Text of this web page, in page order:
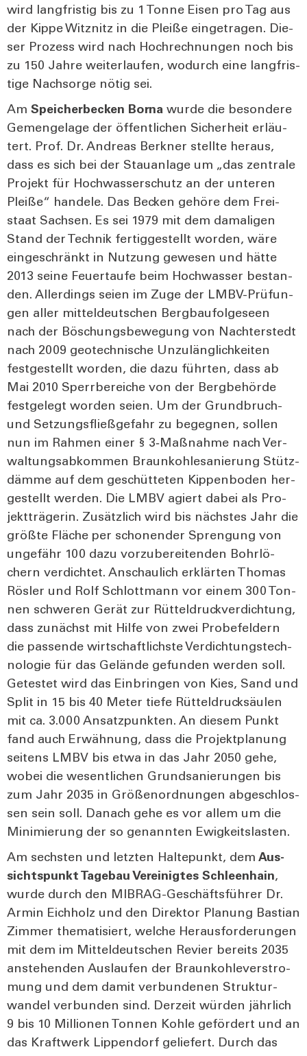
wird lang­fris­tig bis zu 1 Ton­ne Eisen pro Tag aus
der Kip­pe Witz­nitz in die Plei­ße ein­ge­tra­gen. Die­
ser Pro­zess wird nach Hoch­rech­nun­gen noch bis
zu 150 Jah­re wei­ter­lau­fen, wodurch eine lang­fris­
ti­ge Nach­sor­ge nötig sei.
Am Spei­cher­be­cken Bor­na wur­de die beson­de­re
Gemenge­la­ge der öffent­li­chen Sicher­heit erläu­
tert. Prof. Dr. Andre­as Ber­kner stell­te her­aus,
dass es sich bei der Stau­an­la­ge um „das zen­tra­le
Pro­jekt für Hoch­was­ser­schutz an der unte­ren
Plei­ße“ han­de­le. Das Becken gehö­re dem Frei­
staat Sach­sen. Es sei 1979 mit dem dama­li­gen
Stand der Tech­nik fer­tig­ge­stellt wor­den, wäre
ein­ge­schränkt in Nut­zung gewe­sen und hät­te
2013 sei­ne Feu­er­tau­fe beim Hoch­was­ser bestan­
den. Aller­dings sei­en im Zuge der LMBV-Prü­fun­
gen aller mit­tel­deut­schen Berg­bau­fol­ge­seen
nach der Böschungs­be­we­gung von Nach­ter­stedt
nach 2009 geo­tech­ni­sche Unzu­läng­lich­kei­ten
fest­ge­stellt wor­den, die dazu führ­ten, dass ab
Mai 2010 Sperr­be­rei­che von der Berg­be­hör­de
fest­ge­legt wor­den sei­en. Um der Grund­bruch-
und Set­zungs­fließ­ge­fahr zu begeg­nen, sol­len
nun im Rah­men einer § 3‑Maßnahme nach Ver­
wal­tungs­ab­kom­men Braun­koh­le­sa­nie­rung Stütz­
däm­me auf dem geschüt­te­ten Kip­pen­bo­den her­
ge­stellt wer­den. Die LMBV agiert dabei als Pro­
jekt­trä­ge­rin. Zusätz­lich wird bis nächs­tes Jahr die
größ­te Flä­che per scho­nen­der Spren­gung von
unge­fähr 100 dazu vor­zu­be­rei­ten­den Bohr­lö­
chern ver­dich­tet. Anschau­lich erklär­ten Tho­mas
Rös­ler und Rolf Schlott­mann vor einem 300 Ton­
nen schwe­ren Gerät zur Rüt­tel­druck­ver­dich­tung,
dass zunächst mit Hil­fe von zwei Pro­be­fel­dern
die pas­sen­de wirt­schaft­lichs­te Ver­dich­tungs­tech­
no­lo­gie für das Gelän­de gefun­den wer­den soll.
Getes­tet wird das Ein­brin­gen von Kies, Sand und
Split in 15 bis 40 Meter tie­fe Rüt­tel­druck­säu­len
mit ca. 3.000 Ansatz­punk­ten. An die­sem Punkt
fand auch Erwäh­nung, dass die Pro­jekt­pla­nung
sei­tens LMBV bis etwa in das Jahr 2050 gehe,
wobei die wesent­li­chen Grund­sa­nie­run­gen bis
zum Jahr 2035 in Grö­ßen­ord­nun­gen abge­schlos­
sen sein soll. Danach gehe es vor allem um die
Mini­mie­rung der so genann­ten Ewig­keits­las­ten.
Am sechs­ten und letz­ten Hal­te­punkt, dem Aus­
sichts­punkt Tage­bau Ver­ei­nig­tes Schle­en­hain,
wur­de durch den MIBRAG-Geschäfts­füh­rer Dr.
Armin Eich­holz und den Direk­tor Pla­nung Bas­ti­an
Zim­mer the­ma­ti­siert, wel­che Her­aus­for­de­run­gen
mit dem im Mit­tel­deut­schen Revier bereits 2035
anste­hen­den Aus­lau­fen der Braun­koh­le­ver­stro­
mung und dem damit ver­bun­de­nen Struk­tur­
wan­del ver­bun­den sind. Der­zeit wür­den jähr­lich
9 bis 10 Mil­lio­nen Ton­nen Koh­le geför­dert und an
das Kraft­werk Lip­pen­dorf gelie­fert. Durch das